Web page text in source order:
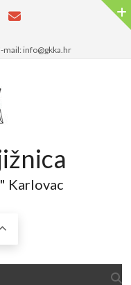
mail: info@gkka.hr
Karlovac